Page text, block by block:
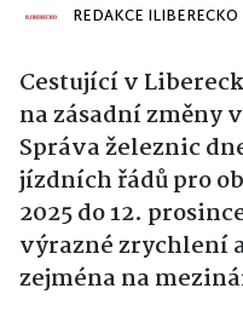
REDAKCE ILIBERECKO
Cestující v
na zásadní změny
Správa železnic
jízdních řádů pro
2025 do 12.
výrazné zrychlení
zejména na